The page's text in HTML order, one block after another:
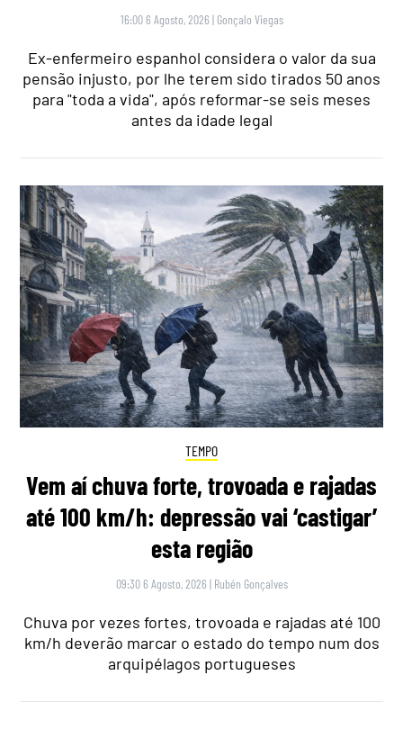
16:00 6 Agosto, 2026 | Gonçalo Viegas
Ex-enfermeiro espanhol considera o valor da sua
pensão injusto, por lhe terem sido tirados 50 anos
para "toda a vida", após reformar-se seis meses
antes da idade legal
TEMPO
Vem aí chuva forte, trovoada e rajadas
até 100 km/h: depressão vai ‘castigar’
esta região
09:30 6 Agosto, 2026 | Rubén Gonçalves
Chuva por vezes fortes, trovoada e rajadas até 100
km/h deverão marcar o estado do tempo num dos
arquipélagos portugueses